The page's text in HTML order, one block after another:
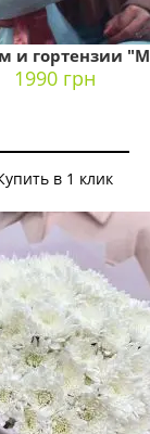
и гортензии
1990 грн
в 1 клик